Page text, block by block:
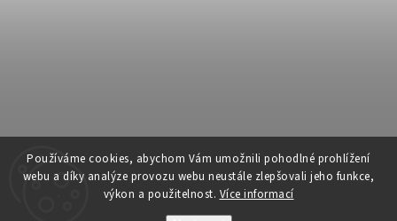
Používáme cookies, abychom Vám umožnili pohodlné prohlížení
webu a díky analýze provozu webu neustále zlepšovali jeho funkce,
výkon a použitelnost. Více informací
Copyright 2026 Centrum Zelený Anděl